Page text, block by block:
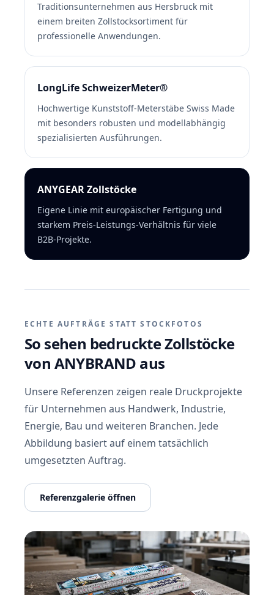
Traditionsunternehmen aus Hersbruck mit
einem breiten Zollstocksortiment für
professionelle Anwendungen.
LongLife SchweizerMeter®
Hochwertige Kunststoff-Meterstäbe Swiss Made
mit besonders robusten und modellabhängig
spezialisierten Ausführungen.
ANYGEAR Zollstöcke
Eigene Linie mit europäischer Fertigung und
starkem Preis-Leistungs-Verhältnis für viele
B2B-Projekte.
ECHTE AUFTRÄGE STATT STOCKFOTOS
So sehen bedruckte Zollstöcke
von ANYBRAND aus
Unsere Referenzen zeigen reale Druckprojekte
für Unternehmen aus Handwerk, Industrie,
Energie, Bau und weiteren Branchen. Jede
Abbildung basiert auf einem tatsächlich
umgesetzten Auftrag.
Referenzgalerie öffnen